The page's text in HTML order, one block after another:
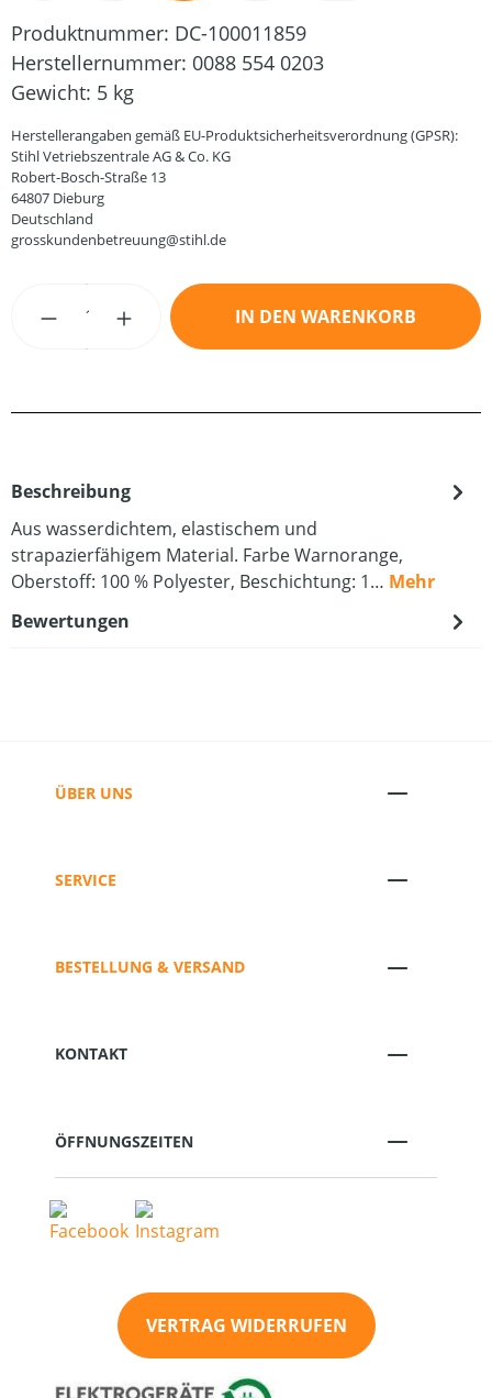
Produktnummer: DC-100011859
Herstellernummer: 0088 554 0203
Gewicht: 5 kg
Herstellerangaben gemäß EU-Produktsicherheitsverordnung (GPSR):
Stihl Vetriebszentrale AG & Co. KG
Robert-Bosch-Straße 13
64807 Dieburg
Deutschland
grosskundenbetreuung@stihl.de
Produkt Anzahl: Gib den gewünschten
IN DEN WARENKORB
Beschreibung
Aus wasserdichtem, elastischem und
strapazierfähigem Material. Farbe Warnorange,
Oberstoff: 100 % Polyester, Beschichtung: 1… Mehr
Bewertungen
ÜBER UNS
SERVICE
BESTELLUNG & VERSAND
KONTAKT
ÖFFNUNGSZEITEN
VERTRAG WIDERRUFEN